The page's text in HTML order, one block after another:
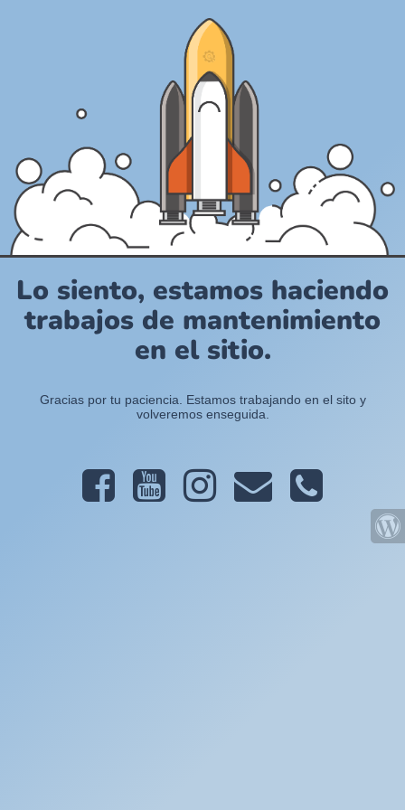
Lo siento, estamos haciendo
trabajos de mantenimiento
en el sitio.
Gracias por tu paciencia. Estamos trabajando en el sito y
volveremos enseguida.